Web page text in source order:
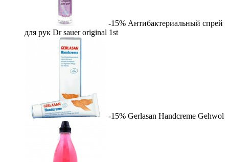
-15% Антибактериальный спрей
для рук Dr sauer original 1st
-15% Gerlasan Handcreme Gehwol